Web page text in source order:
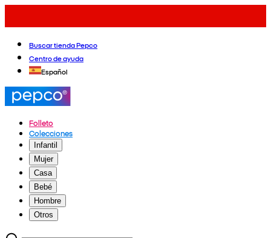
Buscar tienda Pepco
Centro de ayuda
Español
Folleto
Colecciones
Infantil
Mujer
Casa
Bebé
Hombre
Otros